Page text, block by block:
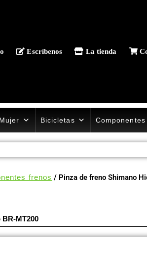
Escríbenos La tienda
Bicicletas Componentes
frenos / Pinza de freno Shimano
MT200